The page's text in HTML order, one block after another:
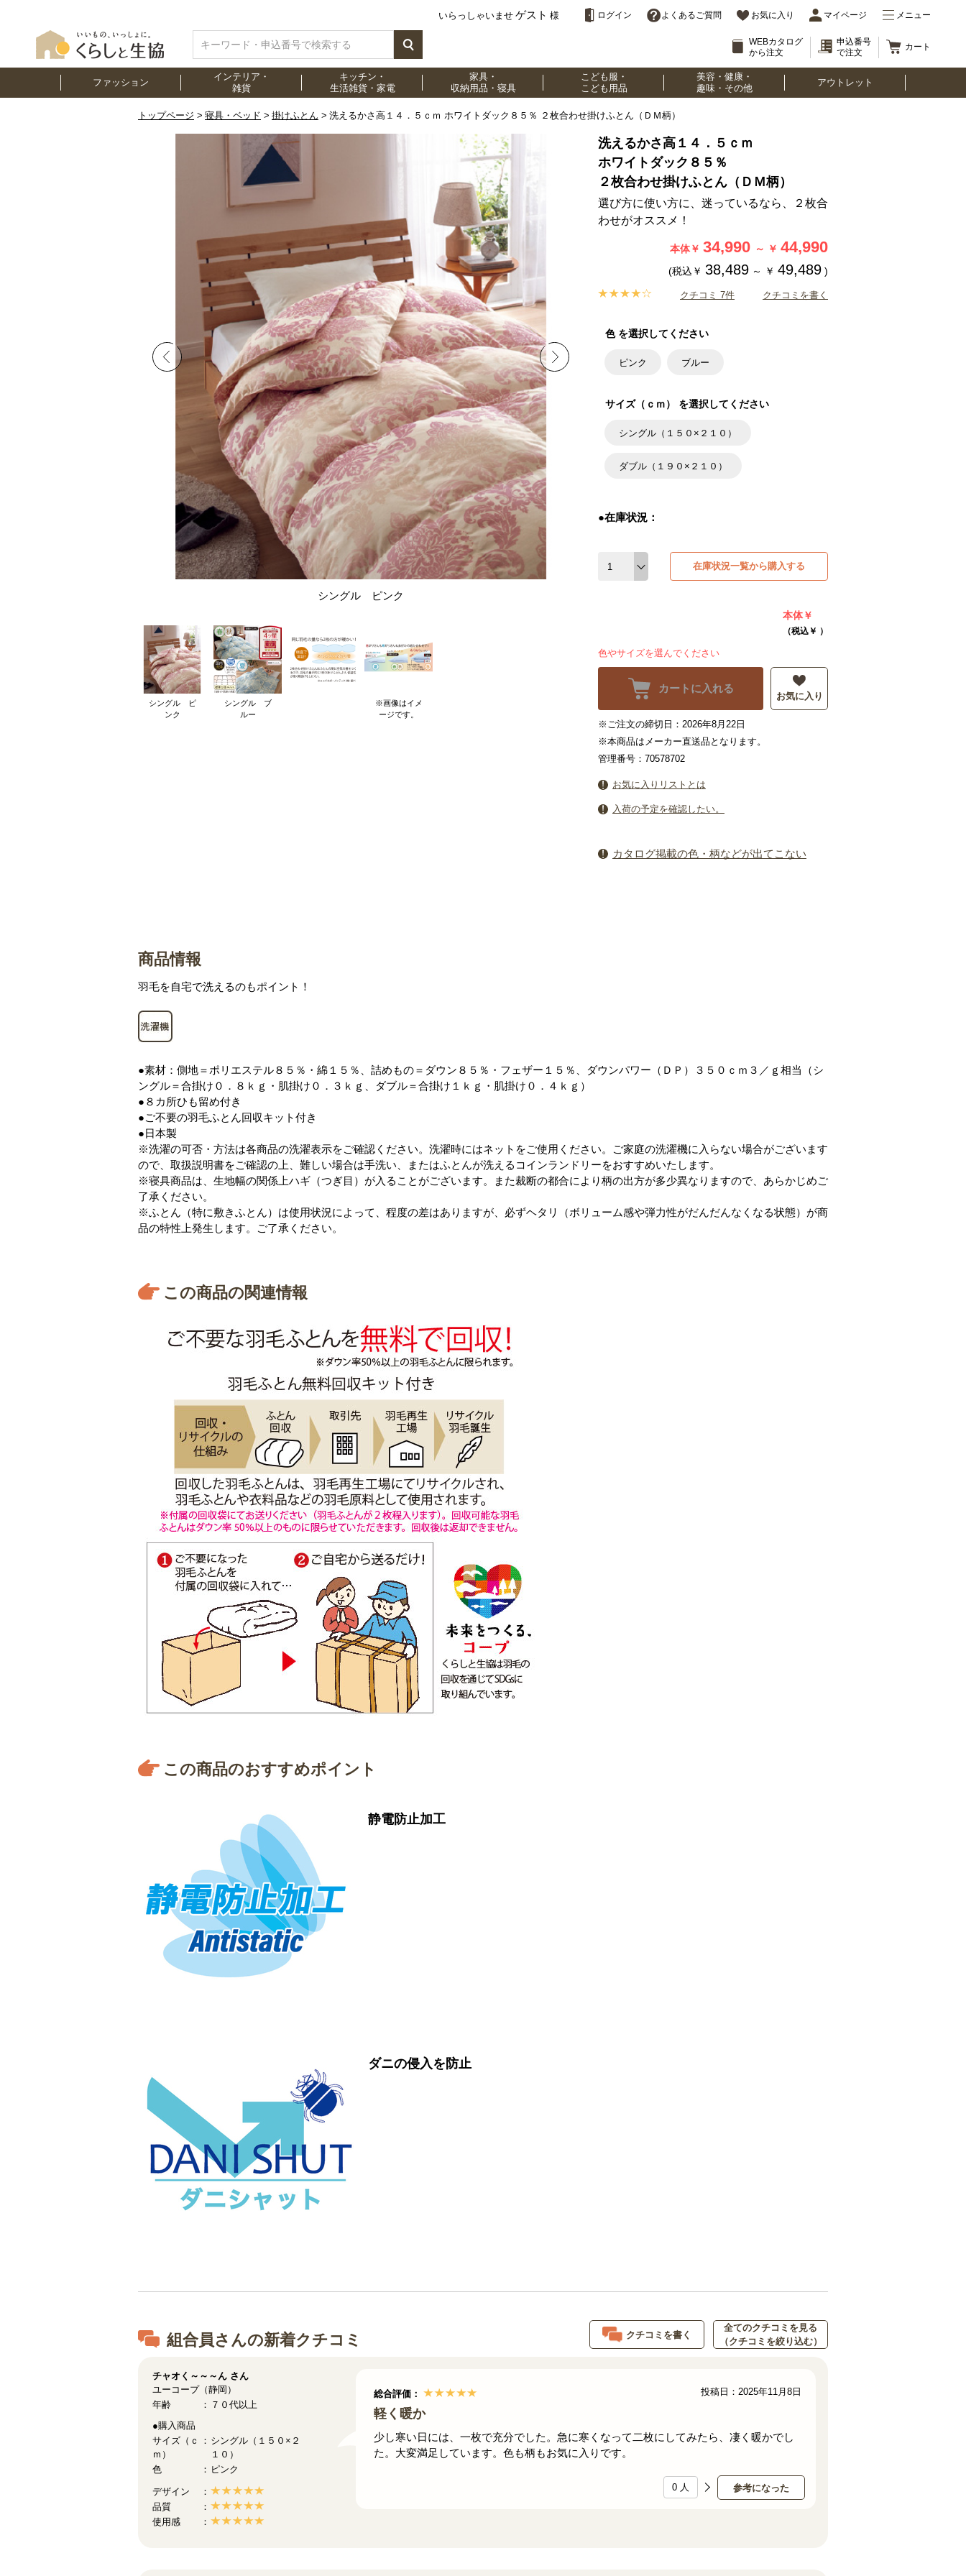
いらっしゃいませ ゲスト 様 ログイン よくあるご質問 お気に入り マイページ メニュー
WEBカタログ
から注文
申込番号
で注文
カート
ファッション
インテリア・
雑貨
キッチン・
生活雑貨・家電
家具・
収納用品・寝具
こども服・
こども用品
美容・健康・
趣味・その他
アウトレット
トップページ 寝具・ベッド 掛けふとん 洗えるかさ高１４．５ｃｍ ホワイトダック８５％ ２枚合わせ掛けふとん（ＤＭ柄）
シングル ピンク
シングル ピ
ンク
シングル ブ
ルー
※画像はイメ
ージです。
洗えるかさ高１４．５ｃｍ
ホワイトダック８５％
２枚合わせ掛けふとん（ＤＭ柄）
選び方に使い方に、迷っているなら、２枚合
わせがオススメ！
本体￥ 34,990 ～ ￥ 44,990
(税込￥ 38,489 ～ ￥ 49,489 )
クチコミ 7件 クチコミを書く
色 を選択してください
ピンク ブルー
サイズ（ｃｍ） を選択してください
シングル（１５０×２１０）
ダブル（１９０×２１０）
●在庫状況：
在庫状況一覧から購入する
本体￥
（税込￥ ）
色やサイズを選んでください
カートに入れる
お気に入り
※ご注文の締切日：2026年8月22日
※本商品はメーカー直送品となります。
管理番号：70578702
お気に入りリストとは
入荷の予定を確認したい。
カタログ掲載の色・柄などが出てこない
商品情報
羽毛を自宅で洗えるのもポイント！
●素材：側地＝ポリエステル８５％・綿１５％、詰めもの＝ダウン８５％・フェザー１５％、ダウンパワー（ＤＰ）３５０ｃｍ３／ｇ相当（シ
ングル＝合掛け０．８ｋｇ・肌掛け０．３ｋｇ、ダブル＝合掛け１ｋｇ・肌掛け０．４ｋｇ）
●８カ所ひも留め付き
●ご不要の羽毛ふとん回収キット付き
●日本製
※洗濯の可否・方法は各商品の洗濯表示をご確認ください。洗濯時にはネットをご使用ください。ご家庭の洗濯機に入らない場合がございます
ので、取扱説明書をご確認の上、難しい場合は手洗い、またはふとんが洗えるコインランドリーをおすすめいたします。
※寝具商品は、生地幅の関係上ハギ（つぎ目）が入ることがございます。また裁断の都合により柄の出方が多少異なりますので、あらかじめご
了承ください。
※ふとん（特に敷きふとん）は使用状況によって、程度の差はありますが、必ずヘタリ（ボリューム感や弾力性がだんだんなくなる状態）が商
品の特性上発生します。ご了承ください。
この商品の関連情報
この商品のおすすめポイント
静電防止加工
ダニの侵入を防止
組合員さんの新着クチコミ クチコミを書く
全てのクチコミを見る
（クチコミを絞り込む）
総合評価：
軽く暖か
少し寒い日には、一枚で充分でした。急に寒くなって二枚にしてみたら、凄く暖かでし
た。大変満足しています。色も柄もお気に入りです。
参考になった
0 人
投稿日：2025年11月8日
チャオく～～～ん さん
ユーコープ（静岡）
年齢
７０代以上
●購入商品
サイズ（ｃ
ｍ）
シングル（１５０×２
１０）
色
ピンク
デザイン
品質
使用感